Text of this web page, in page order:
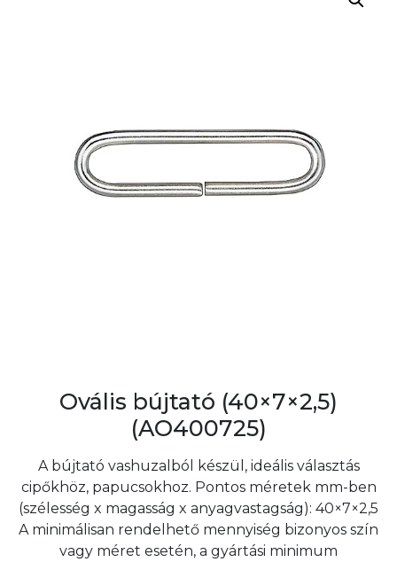
Ovális bújtató (40×7×2,5)
(AO400725)
A bújtató vashuzalból készül, ideális választás
cipőkhöz, papucsokhoz. Pontos méretek mm-ben
(szélesség x magasság x anyagvastagság): 40×7×2,5
A minimálisan rendelhető mennyiség bizonyos szín
vagy méret esetén, a gyártási minimum